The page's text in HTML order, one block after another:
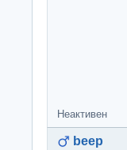
Неактивен
beep